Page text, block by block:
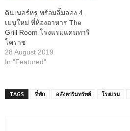
ดินเนอร์หรู พร้อมลิ้มลอง 4
เมนูใหม่ ที่ห้องอาหาร The
Grill Room โรงแรมแคนทารี
โคราช
28 August 2019
In "Featured"
TAGS ที่พัก อสังหาริมทรัพย์ โรงแรม